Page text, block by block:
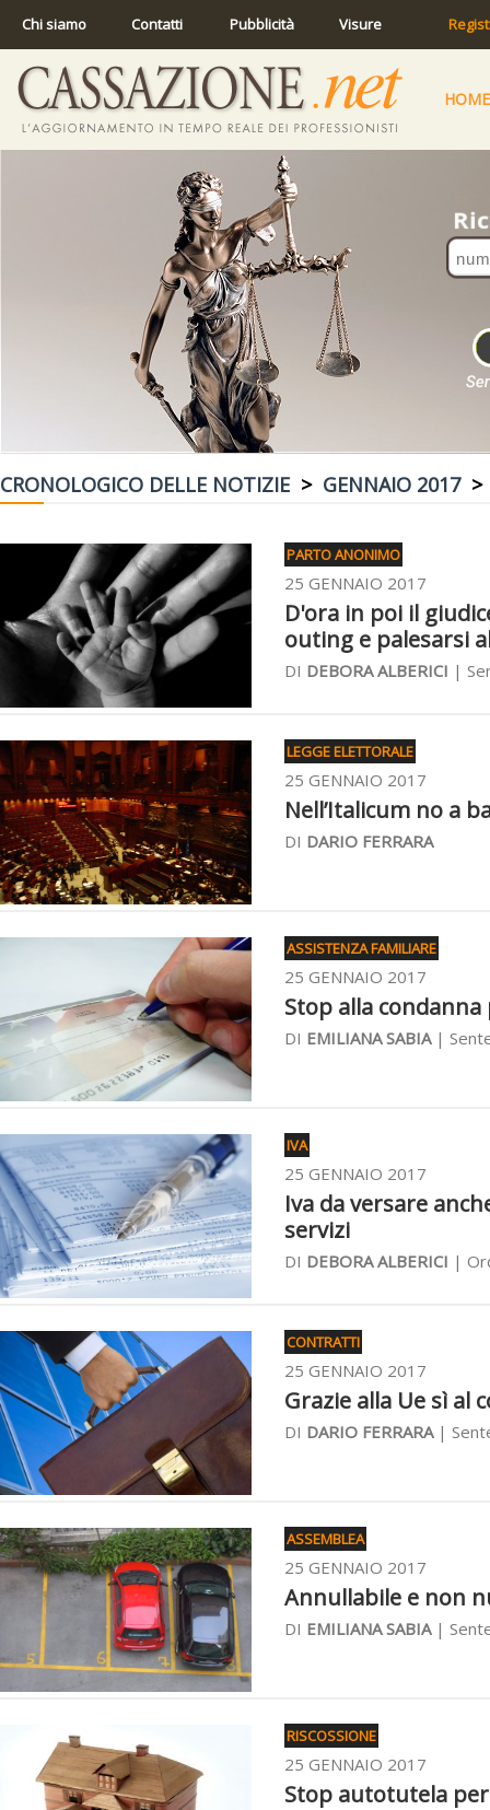
Chi siamo Contatti Pubblicità Visure
HOME
CRONOLOGICO DELLE NOTIZIE > GENNAIO 2017>
PARTO ANONIMO
25 GENNAIO 2017
D'ora in poi il
outing e palesarsi
DI DEBORA ALBERICI |
LEGGE ELETTORALE
25 GENNAIO 2017
Nell’Italicum no a
DI DARIO FERRARA
ASSISTENZA FAMILIARE
25 GENNAIO 2017
Stop alla condanna
DI EMILIANA SABIA|
IVA
25 GENNAIO 2017
Iva da versare
servizi
DI DEBORA ALBERICI |
CONTRATTI
25 GENNAIO 2017
Grazie alla Ue sì al
DI DARIO FERRARA|
ASSEMBLEA
25 GENNAIO 2017
Annullabile e non
DI EMILIANA SABIA|
RISCOSSIONE
25 GENNAIO 2017
Stop autotutela per